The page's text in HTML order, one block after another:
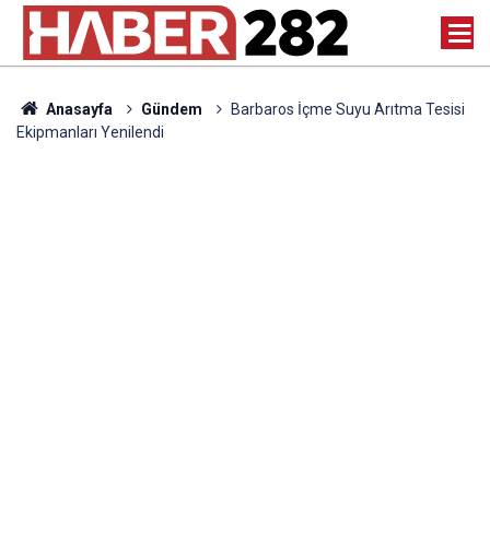
Anasayfa Gündem
Barbaros İçme Suyu Arıtma Tesisi
Ekipmanları Yenilendi